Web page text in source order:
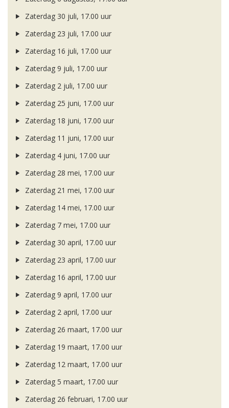
Zaterdag 30 juli, 17.00 uur
Zaterdag 23 juli, 17.00 uur
Zaterdag 16 juli, 17.00 uur
Zaterdag 9 juli, 17.00 uur
Zaterdag 2 juli, 17.00 uur
Zaterdag 25 juni, 17.00 uur
Zaterdag 18 juni, 17.00 uur
Zaterdag 11 juni, 17.00 uur
Zaterdag 4 juni, 17.00 uur
Zaterdag 28 mei, 17.00 uur
Zaterdag 21 mei, 17.00 uur
Zaterdag 14 mei, 17.00 uur
Zaterdag 7 mei, 17.00 uur
Zaterdag 30 april, 17.00 uur
Zaterdag 23 april, 17.00 uur
Zaterdag 16 april, 17.00 uur
Zaterdag 9 april, 17.00 uur
Zaterdag 2 april, 17.00 uur
Zaterdag 26 maart, 17.00 uur
Zaterdag 19 maart, 17.00 uur
Zaterdag 12 maart, 17.00 uur
Zaterdag 5 maart, 17.00 uur
Zaterdag 26 februari, 17.00 uur